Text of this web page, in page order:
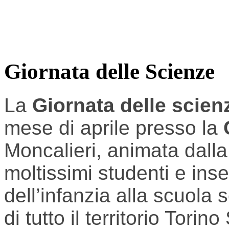
Giornata delle Scienze
La Giornata delle
mese di aprile presso la
Moncalieri, animata
moltissimi studenti e
dell’infanzia alla scuola
di tutto il territorio Torino